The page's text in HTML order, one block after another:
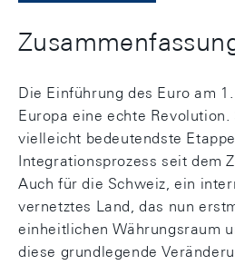
Die Einführung des Euro am
Europa eine echte
vielleicht bedeutendste
Integrationsprozess seit dem
Auch für die Schweiz, ein
vernetztes Land, das nun
einheitlichen Währungsraum
diese grundlegende